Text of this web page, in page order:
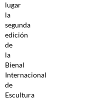
lugar
la
segunda
edición
de
la
Bienal
Internacional
de
Escultura